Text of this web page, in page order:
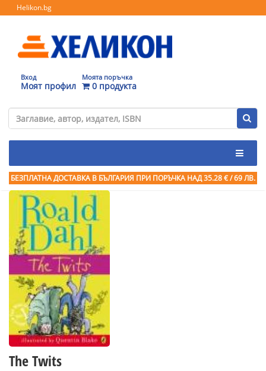
Helikon.bg
Вход
Моят профил
Моята поръчка
0 продукта
БЕЗПЛАТНА ДОСТАВКА В БЪЛГАРИЯ ПРИ ПОРЪЧКА НАД 35.28 € / 69 ЛВ.
The Twits